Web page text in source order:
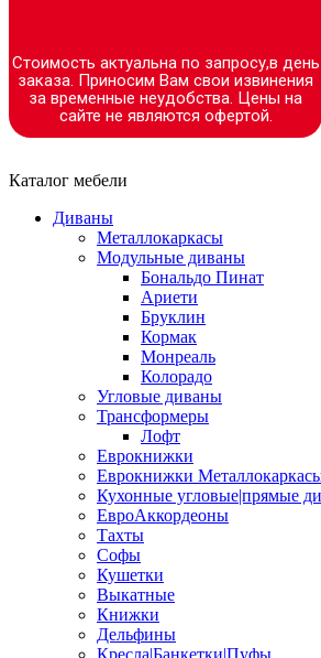
Стоимость актуальна по запросу,в день
заказа. Приносим Вам свои извинения
за временные неудобства. Цены на
сайте не являются офертой.
Каталог мебели
Диваны
Металлокаркасы
Модульные диваны
Бональдо Пинат
Ариети
Бруклин
Кормак
Монреаль
Колорадо
Угловые диваны
Трансформеры
Лофт
Еврокнижки
Еврокнижки
Кухонные угловые|прямые
ЕвроАккордеоны
Тахты
Софы
Кушетки
Выкатные
Книжки
Дельфины
Кресла|Банкетки|Пуфы